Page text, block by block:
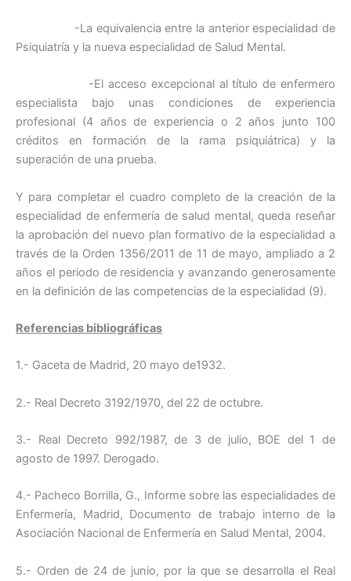
-La equivalencia entre la anterior especialidad de
Psiquiatría y la nueva especialidad de Salud Mental.
-El acceso excepcional al título de enfermero
especialista bajo unas condiciones de experiencia
profesional (4 años de experiencia o 2 años junto 100
créditos en formación de la rama psiquiátrica) y la
superación de una prueba.
Y para completar el cuadro completo de la creación de la
especialidad de enfermería de salud mental, queda reseñar
la aprobación del nuevo plan formativo de la especialidad a
través de la Orden 1356/2011 de 11 de mayo, ampliado a 2
años el periodo de residencia y avanzando generosamente
en la definición de las competencias de la especialidad (9).
Referencias bibliográficas
1.- Gaceta de Madrid, 20 mayo de1932.
2.- Real Decreto 3192/1970, del 22 de octubre.
3.- Real Decreto 992/1987, de 3 de julio, BOE del 1 de
agosto de 1997. Derogado.
4.- Pacheco Borrilla, G., Informe sobre las especialidades de
Enfermería, Madrid, Documento de trabajo interno de la
Asociación Nacional de Enfermería en Salud Mental, 2004.
5.- Orden de 24 de junio, por la que se desarrolla el Real